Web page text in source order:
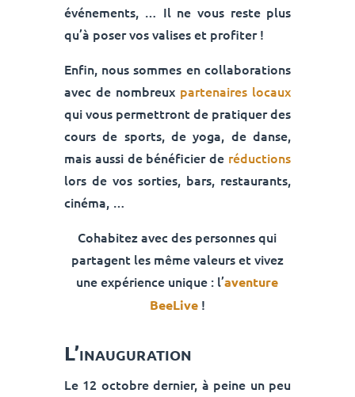
événements, … Il ne vous reste plus
qu’à poser vos valises et profiter !
Enfin, nous sommes en collaborations
avec de nombreux partenaires locaux
qui vous permettront de pratiquer des
cours de sports, de yoga, de danse,
mais aussi de bénéficier de réductions
lors de vos sorties, bars, restaurants,
cinéma, …
Cohabitez avec des personnes qui
partagent les même valeurs et vivez
une expérience unique : l’aventure
BeeLive!
L’inauguration
Le 12 octobre dernier, à peine un peu